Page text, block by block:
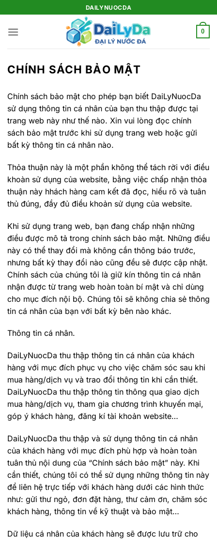
qua
nội
DAILYNUOCDA
0
CHÍNH SÁCH BẢO MẬT
Chính sách bảo mật cho phép bạn biết DaiLyNuocDa
sử dụng thông tin cá nhân của bạn thu thập được tại
trang web này như thế nào. Xin vui lòng đọc chính
sách bảo mật trước khi sử dụng trang web hoặc gửi
bất kỳ thông tin cá nhân nào.
Thỏa thuận này là một phần không thể tách rời với điều
khoàn sử dụng của website, bằng việc chấp nhận thỏa
thuận này hhách hàng cam kết đã đọc, hiểu rõ và tuân
thủ đúng, đầy đủ điều khoản sử dụng của website.
Khi sử dụng trang web, bạn đang chấp nhận những
điều được mô tả trong chính sách bảo mật. Những điều
này có thể thay đổi mà không cần thông báo trước,
nhưng bất kỳ thay đổi nào cũng đều sẽ được cập nhật.
Chính sách của chúng tôi là giữ kín thông tin cá nhân
nhận được từ trang web hoàn toàn bí mật và chỉ dùng
cho mục đích nội bộ. Chúng tôi sẽ không chia sẻ thông
tin cá nhân của bạn với bất kỳ bên nào khác.
Thông tin cá nhân.
DaiLyNuocDa thu thập thông tin cá nhân của khách
hàng với mục đích phục vụ cho việc chăm sóc sau khi
mua hàng/dịch vụ và trao đổi thông tin khi cần thiết.
DaiLyNuocDa thu thập thông tin thông qua giao dịch
mua hàng/dịch vụ, tham gia chương trình khuyến mại,
góp ý khách hàng, đăng kí tài khoản website…
DaiLyNuocDa thu thập và sử dụng thông tin cá nhân
của khách hàng với mục đích phù hợp và hoàn toàn
tuân thủ nội dung của “Chính sách bảo mật” này. Khi
cần thiết, chúng tôi có thể sử dụng những thông tin này
để liên hệ trực tiếp với khách hàng dưới các hình thức
như: gửi thư ngỏ, đơn đặt hàng, thư cảm ơn, chăm sóc
khách hàng, thông tin về kỹ thuật và bảo mật…
Dữ liệu cá nhân của khách hàng sẽ được lưu trữ cho